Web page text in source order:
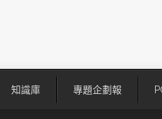
知識庫 專題企劃報